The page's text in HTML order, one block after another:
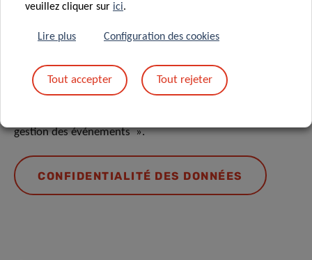
En savoir plus sur la « Notice sur la protection des données
gestion des événements ».
CONFIDENTIALITÉ DES DONNÉES
veuillez cliquer sur ici.
Lire plus Configuration des cookies
Tout accepter Tout rejeter